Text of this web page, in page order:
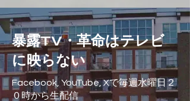
暴露TV・革命はテレビ
に映らない
Facebook, YouTube, Xで毎週水曜日２
０時から生配信